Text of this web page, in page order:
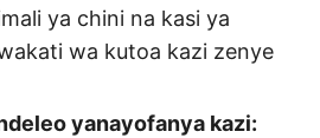
ya chini na kasi ya
wa kutoa kazi zenye
yanayofanya kazi: